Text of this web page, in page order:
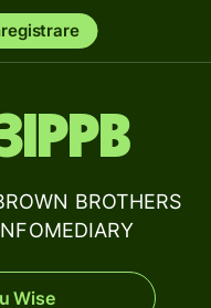
BROTHERS
Wise